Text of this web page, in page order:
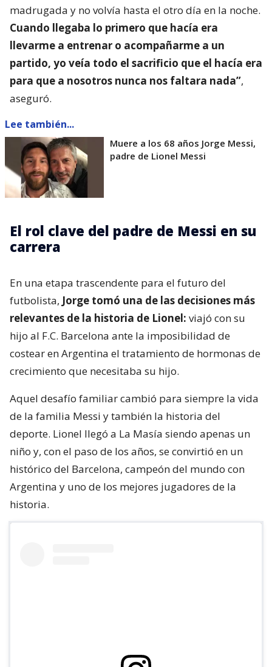
madrugada y no volvía hasta el otro día en la noche.
Cuando llegaba lo primero que hacía era
llevarme a entrenar o acompañarme a un
partido, yo veía todo el sacrificio que el hacía era
para que a nosotros nunca nos faltara nada”,
aseguró.
Lee también...
Muere a los 68 años Jorge Messi,
padre de Lionel Messi
El rol clave del padre de Messi en su
carrera
En una etapa trascendente para el futuro del
futbolista, Jorge tomó una de las decisiones más
relevantes de la historia de Lionel: viajó con su
hijo al F.C. Barcelona ante la imposibilidad de
costear en Argentina el tratamiento de hormonas de
crecimiento que necesitaba su hijo.
Aquel desafío familiar cambió para siempre la vida
de la familia Messi y también la historia del
deporte. Lionel llegó a La Masía siendo apenas un
niño y, con el paso de los años, se convirtió en un
histórico del Barcelona, campeón del mundo con
Argentina y uno de los mejores jugadores de la
historia.